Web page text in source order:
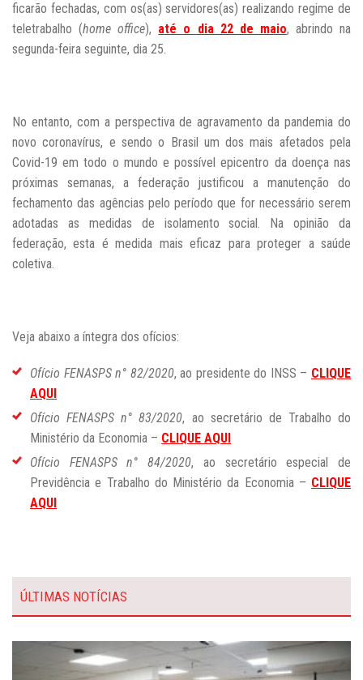
ficarão fechadas, com os(as) servidores(as) realizando regime de
teletrabalho (home office), até o dia 22 de maio, abrindo na
segunda-feira seguinte, dia 25.
No entanto, com a perspectiva de agravamento da pandemia do
novo coronavírus, e sendo o Brasil um dos mais afetados pela
Covid-19 em todo o mundo e possível epicentro da doença nas
próximas semanas, a federação justificou a manutenção do
fechamento das agências pelo período que for necessário serem
adotadas as medidas de isolamento social. Na opinião da
federação, esta é medida mais eficaz para proteger a saúde
coletiva.
Veja abaixo a íntegra dos ofícios:
Ofício FENASPS n° 82/2020, ao presidente do INSS – CLIQUE
AQUI
Ofício FENASPS n° 83/2020, ao secretário de Trabalho do
Ministério da Economia – CLIQUE AQUI
Ofício FENASPS n° 84/2020, ao secretário especial de
Previdência e Trabalho do Ministério da Economia – CLIQUE
AQUI
ÚLTIMAS NOTÍCIAS